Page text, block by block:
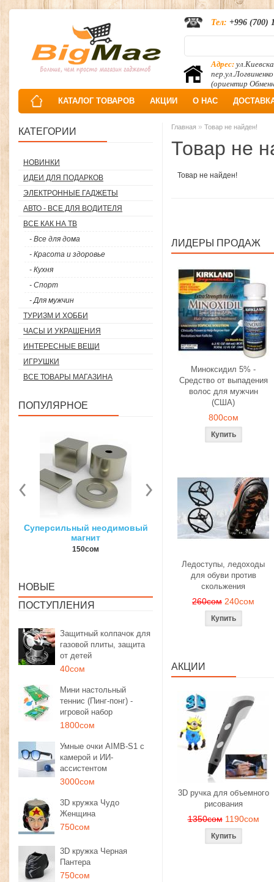
Адрес:
пер.ул.Логвиненко
(ориентир
Тел: +996 (700)
КАТАЛОГ ТОВАРОВ АКЦИИ О НАС
КАТЕГОРИИ
НОВИНКИ
ИДЕИ ДЛЯ ПОДАРКОВ
ЭЛЕКТРОННЫЕ ГАДЖЕТЫ
АВТО - ВСЕ ДЛЯ ВОДИТЕЛЯ
ВСЕ КАК НА ТВ
- Все для дома
- Красота и здоровье
- Кухня
- Спорт
- Для мужчин
ТУРИЗМ И ХОББИ
ЧАСЫ И УКРАШЕНИЯ
ИНТЕРЕСНЫЕ ВЕЩИ
ИГРУШКИ
ВСЕ ТОВАРЫ МАГАЗИНА
ПОПУЛЯРНОЕ
3D ручка для объемного
рисования
1350сом 1190сом
Загуститель волос
27гр
НОВЫЕ
ПОСТУПЛЕНИЯ
Защитный колпачок для
газовой плиты, защита
от детей
40сом
Мини настольный
теннис (Пинг-понг) -
игровой набор
1800сом
Умные очки AIMB-S1 с
камерой и ИИ-
ассистентом
3000сом
3D кружка Чудо
Женщина
750сом
3D кружка Черная
Пантера
750сом
Главная » Товар не найден!
Товар не
Товар не найден!
ЛИДЕРЫ ПРОДАЖ
Миноксидил 5% -
Средство от выпадения
волос для мужчин
(США)
800сом
Ледоступы, ледоходы
для обуви против
скольжения
260сом 240сом
АКЦИИ
3D ручка для объемного
рисования
1350сом 1190сом